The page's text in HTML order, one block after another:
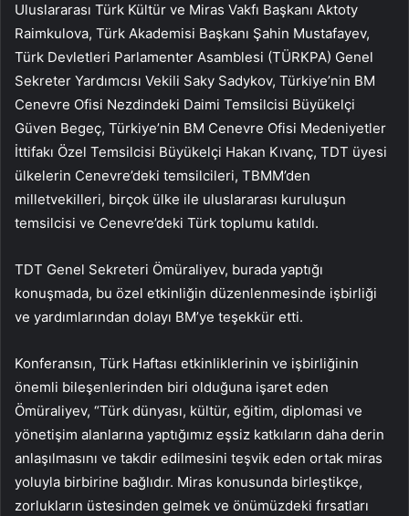
Uluslararası Türk Kültür ve Miras Vakfı Başkanı Aktoty
Raimkulova, Türk Akademisi Başkanı Şahin Mustafayev,
Türk Devletleri Parlamenter Asamblesi (TÜRKPA) Genel
Sekreter Yardımcısı Vekili Saky Sadykov, Türkiye’nin BM
Cenevre Ofisi Nezdindeki Daimi Temsilcisi Büyükelçi
Güven Begeç, Türkiye’nin BM Cenevre Ofisi Medeniyetler
İttifakı Özel Temsilcisi Büyükelçi Hakan Kıvanç, TDT üyesi
ülkelerin Cenevre’deki temsilcileri, TBMM’den
milletvekilleri, birçok ülke ile uluslararası kuruluşun
temsilcisi ve Cenevre’deki Türk toplumu katıldı.
TDT Genel Sekreteri Ömüraliyev, burada yaptığı
konuşmada, bu özel etkinliğin düzenlenmesinde işbirliği
ve yardımlarından dolayı BM’ye teşekkür etti.
Konferansın, Türk Haftası etkinliklerinin ve işbirliğinin
önemli bileşenlerinden biri olduğuna işaret eden
Ömüraliyev, “Türk dünyası, kültür, eğitim, diplomasi ve
yönetişim alanlarına yaptığımız eşsiz katkıların daha derin
anlaşılmasını ve takdir edilmesini teşvik eden ortak miras
yoluyla birbirine bağlıdır. Miras konusunda birleştikçe,
zorlukların üstesinden gelmek ve önümüzdeki fırsatları